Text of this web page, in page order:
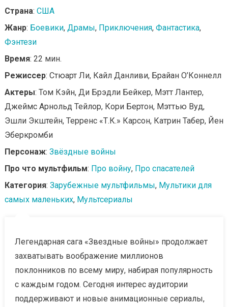
Страна: США
Жанр: Боевики, Драмы, Приключения, Фантастика,
Фэнтези
Время: 22 мин.
Режиссер: Стюарт Ли, Кайл Данливи, Брайан О’Коннелл
Актеры: Том Кэйн, Ди Брэдли Бейкер, Мэтт Лантер,
Джеймс Арнольд Тейлор, Кори Бертон, Мэттью Вуд,
Эшли Экштейн, Терренс «Т.К.» Карсон, Катрин Табер, Йен
Эберкромби
Персонаж: Звёздные войны
Про что мультфильм: Про войну, Про спасателей
Категория: Зарубежные мультфильмы, Мультики для
самых маленьких, Мультсериалы
Легендарная сага «Звездные войны» продолжает
захватывать воображение миллионов
поклонников по всему миру, набирая популярность
с каждым годом. Сегодня интерес аудитории
поддерживают и новые анимационные сериалы,